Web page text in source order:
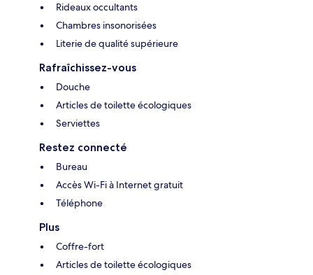
Rideaux occultants
Chambres insonorisées
Literie de qualité supérieure
Rafraîchissez-vous
Douche
Articles de toilette écologiques
Serviettes
Restez connecté
Bureau
Accès Wi-Fi à Internet gratuit
Téléphone
Plus
Coffre-fort
Articles de toilette écologiques